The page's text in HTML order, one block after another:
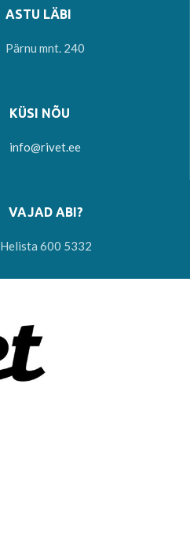
ASTU LÄBI
Pärnu mnt. 240
KÜSI NÕU
info@rivet.ee
VAJAD ABI?
Helista 600 5332